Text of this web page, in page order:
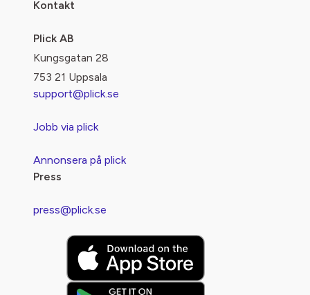
Kontakt
Plick AB
Kungsgatan 28
753 21 Uppsala
support@plick.se
Jobb via plick
Annonsera på plick
Press
press@plick.se